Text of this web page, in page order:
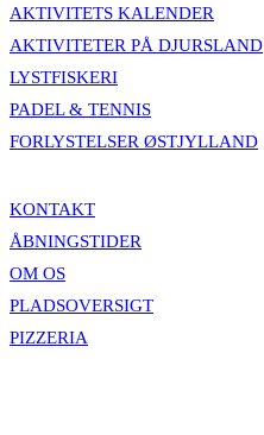
AKTIVITETS KALENDER
AKTIVITETER PÅ DJURSLAND
LYSTFISKERI
PADEL & TENNIS
FORLYSTELSER ØSTJYLLAND
KONTAKT
ÅBNINGSTIDER
OM OS
PLADSOVERSIGT
PIZZERIA